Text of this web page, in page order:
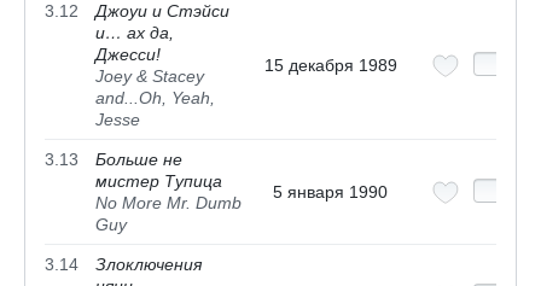
3.12
Джоуи и Стэйси
и… ах да,
Джесси!
Joey & Stacey
and...Oh, Yeah,
Jesse
15 декабря 1989
3.13
Больше не
мистер Тупица
No More Mr. Dumb
Guy
5 января 1990
3.14
Злоключения